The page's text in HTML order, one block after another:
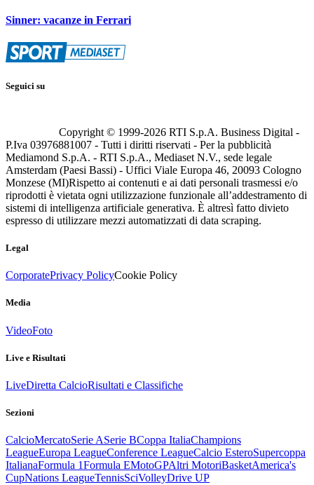
Sinner: vacanze in Ferrari
Seguici su
Copyright © 1999-2026 RTI S.p.A. Business Digital -
P.Iva 03976881007 - Tutti i diritti riservati - Per la pubblicità
Mediamond S.p.A. - RTI S.p.A., Mediaset N.V., sede legale
Amsterdam (Paesi Bassi) - Uffici Viale Europa 46, 20093 Cologno
Monzese (MI)Rispetto ai contenuti e ai dati personali trasmessi e/o
riprodotti è vietata ogni utilizzazione funzionale all’addestramento di
sistemi di intelligenza artificiale generativa. È altresì fatto divieto
espresso di utilizzare mezzi automatizzati di data scraping.
Legal
CorporatePrivacy PolicyCookie Policy
Media
VideoFoto
Live e Risultati
LiveDiretta CalcioRisultati e Classifiche
Sezioni
CalcioMercatoSerie ASerie BCoppa ItaliaChampions
LeagueEuropa LeagueConference LeagueCalcio EsteroSupercoppa
ItalianaFormula 1Formula EMotoGPAltri MotoriBasketAmerica's
CupNations LeagueTennisSciVolleyDrive UP